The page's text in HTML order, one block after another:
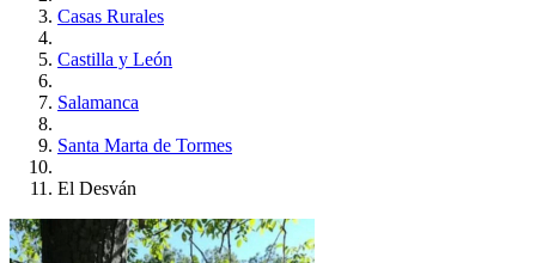
Casas Rurales
Castilla y León
Salamanca
Santa Marta de Tormes
El Desván